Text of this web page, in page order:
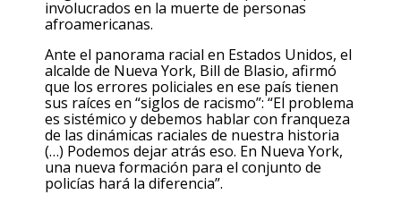
involucrados en la muerte de personas
afroamericanas.
Ante el panorama racial en Estados Unidos, el
alcalde de Nueva York, Bill de Blasio, afirmó
que los errores policiales en ese país tienen
sus raíces en “siglos de racismo”: “El problema
es sistémico y debemos hablar con franqueza
de las dinámicas raciales de nuestra historia
(…) Podemos dejar atrás eso. En Nueva York,
una nueva formación para el conjunto de
policías hará la diferencia”.